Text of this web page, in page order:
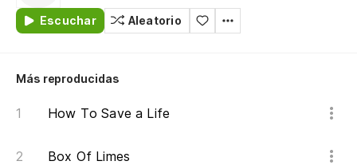
Escuchar Aleatorio
Más reproducidas
How To Save a Life
Box Of Limes